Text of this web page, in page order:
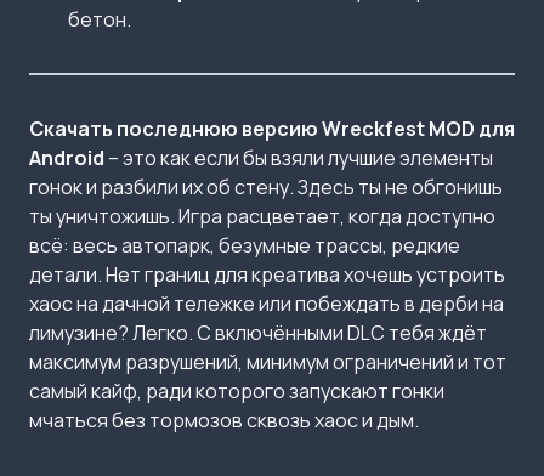
бетон.
Скачать последнюю версию Wreckfest MOD для
Android – это как если бы взяли лучшие элементы
гонок и разбили их об стену. Здесь ты не обгонишь
ты уничтожишь. Игра расцветает, когда доступно
всё: весь автопарк, безумные трассы, редкие
детали. Нет границ для креатива хочешь устроить
хаос на дачной тележке или побеждать в дерби на
лимузине? Легко. С включёнными DLC тебя ждёт
максимум разрушений, минимум ограничений и тот
самый кайф, ради которого запускают гонки
мчаться без тормозов сквозь хаос и дым.